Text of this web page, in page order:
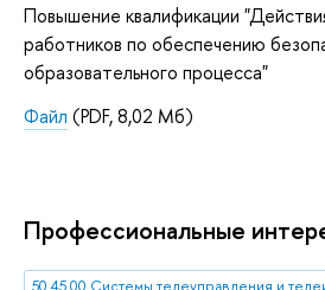
Повышение квалификации
работников по обеспечению
образовательного процесса"
Файл (PDF, 8,02 Мб)
Профессиональные
50.45.00 Системы телеуправления и